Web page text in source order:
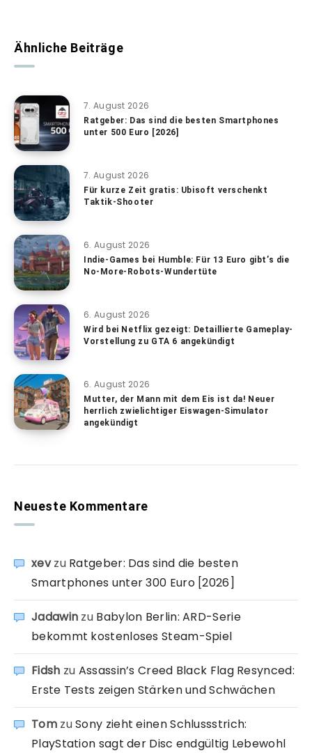
Ähnliche Beiträge
7. August 2026
Ratgeber: Das sind die besten Smartphones
unter 500 Euro [2026]
7. August 2026
Für kurze Zeit gratis: Ubisoft verschenkt
Taktik-Shooter
6. August 2026
Indie-Games bei Humble: Für 13 Euro gibt’s die
No-More-Robots-Wundertüte
6. August 2026
Wird bei Netflix gezeigt: Detaillierte Gameplay-
Vorstellung zu GTA 6 angekündigt
6. August 2026
Mutter, der Mann mit dem Eis ist da! Neuer
herrlich zwielichtiger Eiswagen-Simulator
angekündigt
Neueste Kommentare
xevzu Ratgeber: Das sind die besten
Smartphones unter 300 Euro [2026]
Jadawin zu Babylon Berlin: ARD-Serie
bekommt kostenloses Steam-Spiel
Fidsh zu Assassin’s Creed Black Flag Resynced:
Erste Tests zeigen Stärken und Schwächen
TomzuSony zieht einen Schlussstrich:
PlayStation sagt der Disc endgültig Lebewohl